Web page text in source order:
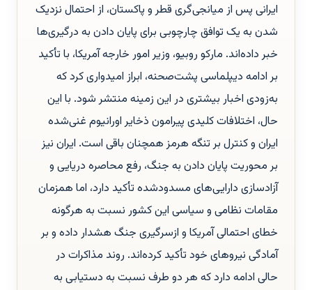
ایرانی پس از میانجی‌گری قطر و پاکستان، از احتمال نزدیک
شدن به یک توافق چارچوبی برای پایان دادن به درگیری‌ها
خبر داده‌اند. مارکو روبیو، وزیر امور خارجه آمریکا، با تأکید
بر ادامه دیپلماسی پشت‌صحنه، ابراز امیدواری کرد که
به‌زودی اخبار بیشتری در این زمینه منتشر شود. با این
حال، اختلافات کلیدی پیرامون ذخایر اورانیوم غنی‌شده
ایران و کنترل بر تنگه هرمز همچنان باقی است. ایران نیز
بر محوریت پایان دادن به جنگ، رفع محاصره دریایی و
آزادسازی دارایی‌های مسدودشده تأکید دارد، اما همزمان
مقامات نظامی و سیاسی این کشور نسبت به هرگونه
خطای احتمالی آمریکا و ازسرگیری جنگ هشدار داده و بر
آمادگی نیروهای خود تأکید کرده‌اند. روند مذاکرات در
حالی ادامه دارد که هر دو طرف نسبت به دستیابی به